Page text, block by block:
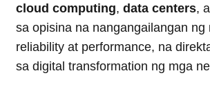
cloud computing, data centers,
sa opisina na nangangailangan ng
reliability at performance, na
sa digital transformation ng mga